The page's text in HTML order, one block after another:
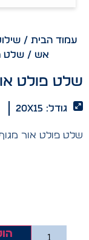
עמוד הבית/
אש/ שלט
שלט פולט
גודל: 20x15
שלט פולט אור מגוף